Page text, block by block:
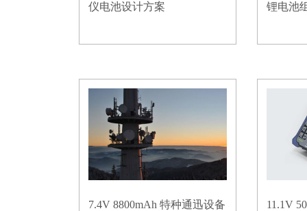
仪电池设计方案
锂电池
7.4V 8800mAh 特种通迅设备
11.1V